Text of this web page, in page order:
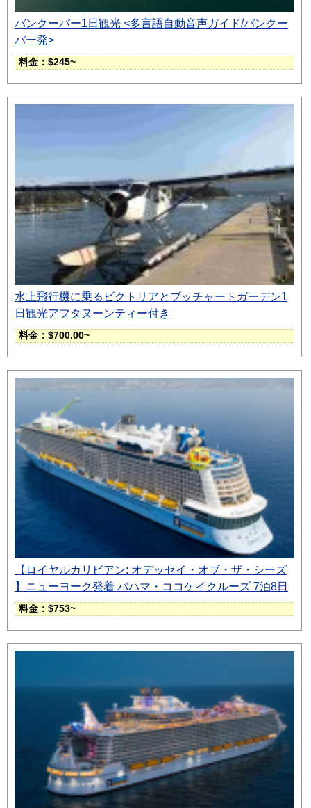
バンクーバー1日観光 <多言語自動音声ガイド/バンクー
バー発>
料金：$245~
水上飛行機に乗るビクトリアとブッチャートガーデン1
日観光アフタヌーンティー付き
料金：$700.00~
【ロイヤルカリビアン: オデッセイ・オブ・ザ・シーズ
】ニューヨーク発着 バハマ・ココケイクルーズ 7泊8日
料金：$753~